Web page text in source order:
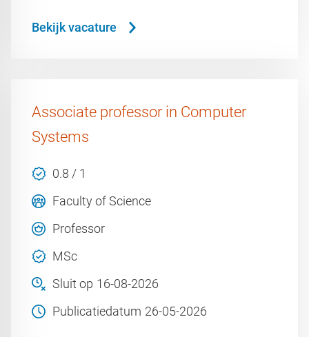
Bekijk vacature
Associate professor in Computer
Systems
0.8 / 1
Faculty of Science
Professor
MSc
Sluit op 16-08-2026
Publicatiedatum 26-05-2026